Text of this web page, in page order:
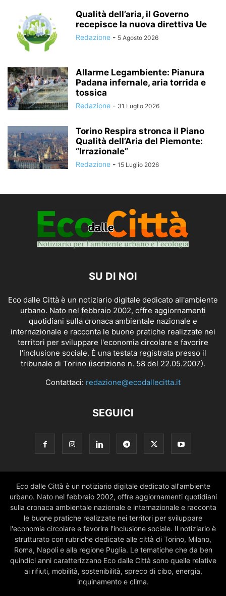
Qualità dell’aria, il Governo
recepisce la nuova direttiva Ue
Redazione - 5 Agosto 2026
Allarme Legambiente: Pianura
Padana infernale, aria torrida e
tossica
Redazione - 31 Luglio 2026
Torino Respira stronca il Piano
Qualità dell’Aria del Piemonte:
“Irrazionale”
Redazione - 15 Luglio 2026
SU DI NOI
Eco dalle Città è un notiziario digitale dedicato all'ambiente
urbano. Nato nel febbraio 2002, offre aggiornamenti
quotidiani sulla cronaca ambientale nazionale e
internazionale e racconta le buone pratiche realizzate nei
territori per sviluppare l'economia circolare e favorire
l'inclusione sociale. È una testata registrata presso il
tribunale di Torino (iscrizione n. 58 del 22.05.2007).
Contattaci: redazione@ecodallecitta.it
SEGUICI
Eco dalle Città è un notiziario digitale dedicato all'ambiente
urbano. Nato nel febbraio 2002, offre aggiornamenti quotidiani
sulla cronaca ambientale nazionale e internazionale e racconta
le buone pratiche realizzate nei territori per sviluppare
l'economia circolare e favorire l'inclusione sociale. Il notiziario è
strutturato con rubriche dedicate alle città di Torino, Milano,
Roma, Napoli e alla regione Puglia. Le tematiche che da ben
quindici anni caratterizzano Eco dalle Città sono quelle relative
ai rifiuti, mobilità, sostenibilità, spreco di cibo, energia,
inquinamento e clima.